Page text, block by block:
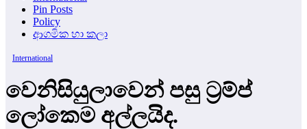
Pin Posts
Policy
ආගමික හා කලා
International
වෙනිසියුලාවෙන් පසු ට්‍රම්ප්
ලෝකෙම අල්ලයිද.